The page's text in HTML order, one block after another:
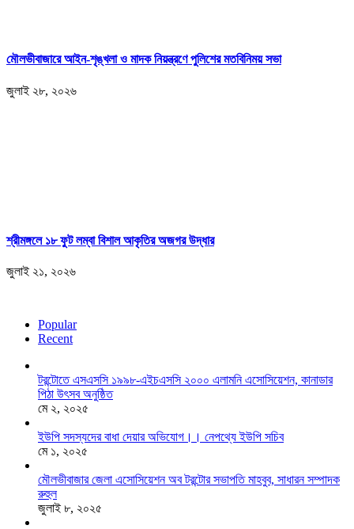
মৌলভীবাজারে আইন-শৃঙ্খলা ও মাদক নিয়ন্ত্রণে পুলিশের মতবিনিময় সভা
জুলাই ২৮, ২০২৬
শ্রীমঙ্গলে ১৮ ফুট লম্বা বিশাল আকৃতির অজগর উদ্ধার
জুলাই ২১, ২০২৬
Popular
Recent
টরন্টোতে এসএসসি ১৯৯৮-এইচএসসি ২০০০ এলামনি এসোসিয়েশন, কানাডার
পিঠা উৎসব অনুষ্ঠিত
মে ২, ২০২৫
ইউপি সদস্যদের বাধা দেয়ার অভিযোগ।। নেপথ্যে ইউপি সচিব
মে ১, ২০২৫
মৌলভীবাজার জেলা এসোসিয়েশন অব টরন্টোর সভাপতি মাহবুব, সাধারন সম্পাদক
রুহুল
জুলাই ৮, ২০২৫